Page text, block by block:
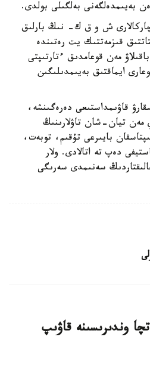
بەيىمدەلگەنى بەلگىلى بولدى.
ش و ق ك- نىڭ بارلىق
قىزمەتتىك يت رەتىندە
مەن قوعامدىق ءتارتىپتى
ايماقتىق بەيىمدىلىگىن
قاۋىمداستىعى دەرەگىنشە،
تيان-شان تاۋلارىنىڭ
بايىرعى تۇقىم، توبەت،
دەپ تە اتالادى. ولار
سەنىمدى سەرىگى
وندىرىسىنە قاۋىپ